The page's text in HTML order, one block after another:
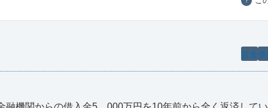
債
益金